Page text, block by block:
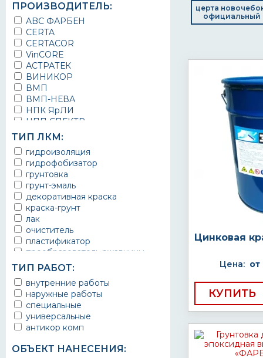
ПРОИЗВОДИТЕЛЬ:
ABC ФАРБЕН
CERTA
CERTACOR
VinCORE
АСТРАТЕК
ВИНИКОР
ВМП
ВМП-НЕВА
НПК ЯрЛИ
НПП СПЕКТР
НПФ ЭМАЛЬ
ТЕРМА
УРЕПЛЕН
ТИП ЛКМ:
гидроизоляция
гидрофобизатор
грунтовка
грунт-эмаль
декоративная краска
краска-грунт
лак
очиститель
пластификатор
преобразователь ржавчины
эмаль
Краска
Покрытие
грунт эмаль
защитное покрытие
ТИП РАБОТ:
внутренние работы
наружные работы
специальные
универсальные
антикор комп
ОБЪЕКТ НАНЕСЕНИЯ:
церта
официальный
Цинковая
Цена: от
КУПИТЬ